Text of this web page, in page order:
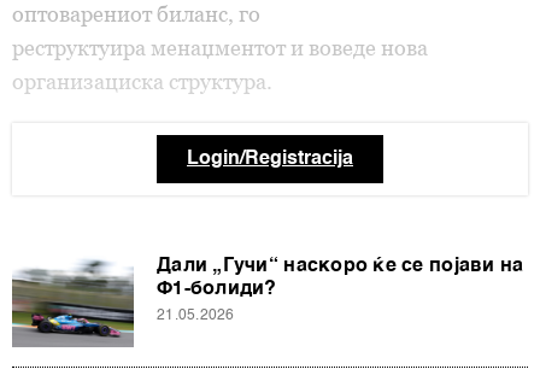
оптоварениот биланс, го
реструктуира менаџментот и воведе нова
организациска структура.
Login/Registracija
Дали „Гучи“ наскоро ќе се појави на
Ф1-болиди?
21.05.2026